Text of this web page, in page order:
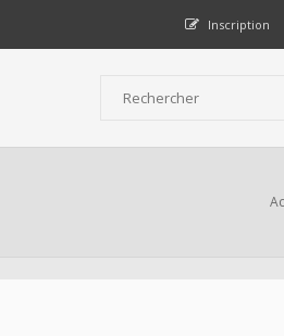
Inscription